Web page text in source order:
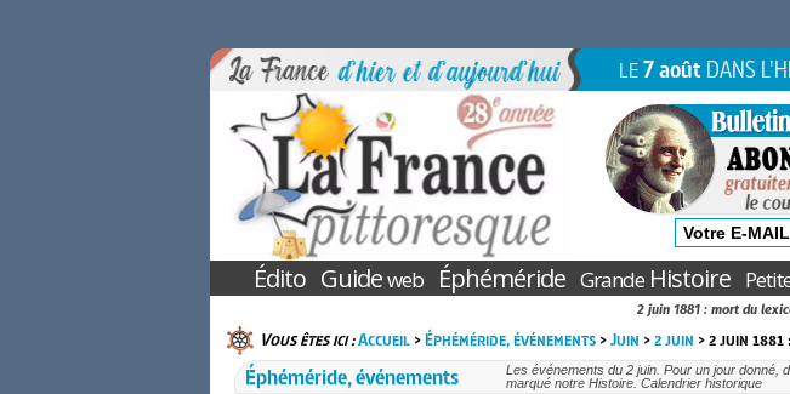
LE7 août DANS
Édito Guideweb Éphéméride GrandeHistoire
2 juin 1881 : mort du
Vous êtes ici :Accueil>Éphéméride, événements>Juin >2 juin > 2 juin
Éphéméride, événements
Les événements du 2 juin. Pour un jour donné,
marqué notre Histoire. Calendrier historique